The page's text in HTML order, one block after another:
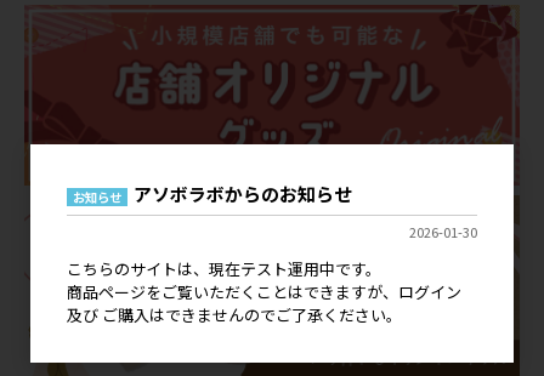
お知らせ アソボラボからのお知らせ
2026-01-30
こちらのサイトは、現在テスト運用中です。
商品ページをご覧いただくことはできますが、ログイン
及び ご購入はできませんのでご了承ください。